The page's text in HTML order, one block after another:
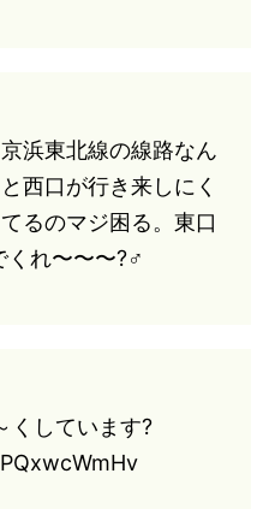
浜東北線の線路なん
西口が行き来しにく
るのマジ困る。東口
くれ〜〜〜?‍♂️
くしています?